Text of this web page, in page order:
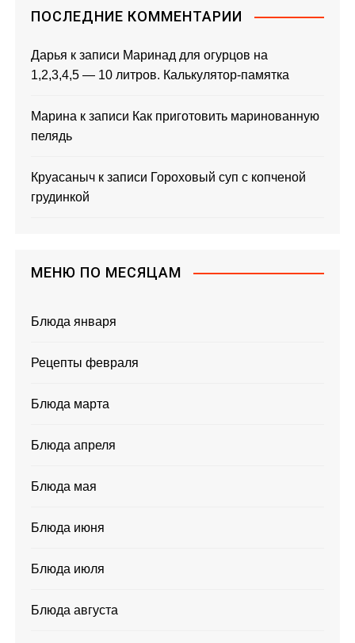
ПОСЛЕДНИЕ КОММЕНТАРИИ
Дарья к записи Маринад для огурцов на
1,2,3,4,5 — 10 литров. Калькулятор-памятка
Марина к записи Как приготовить маринованную
пелядь
Круасаныч к записи Гороховый суп с копченой
грудинкой
МЕНЮ ПО МЕСЯЦАМ
Блюда января
Рецепты февраля
Блюда марта
Блюда апреля
Блюда мая
Блюда июня
Блюда июля
Блюда августа